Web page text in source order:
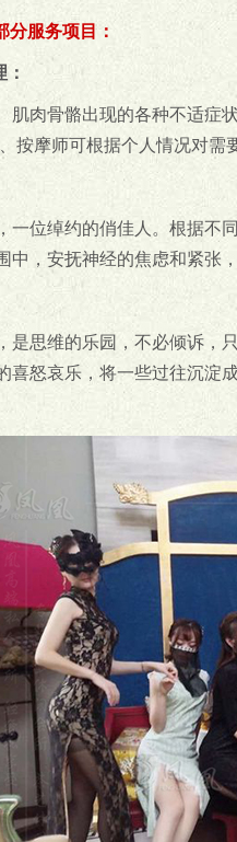
分服务项目：
肌肉骨骼出现的各种不适症
按摩师可根据个人情况对需
一位绰约的俏佳人。根据不
中，安抚神经的焦虑和紧张
是思维的乐园，不必倾诉，
喜怒哀乐，将一些过往沉淀